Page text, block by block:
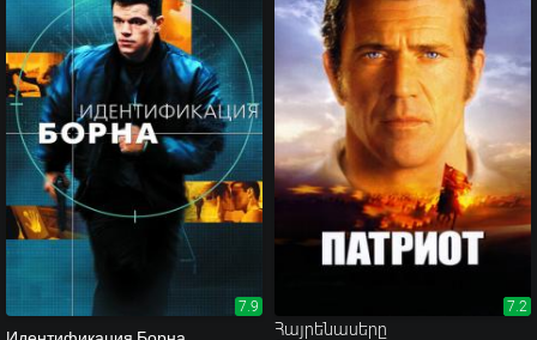
7.9 7.2
7.2
Հայրենասերը